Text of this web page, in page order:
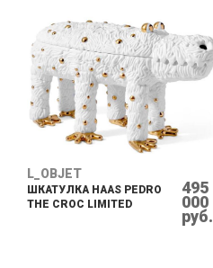
L_OBJET
ШКАТУЛКА HAAS PEDRO
THE CROC LIMITED
495
000
руб.